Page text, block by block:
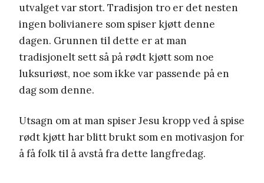
utvalget var stort. Tradisjon tro er det nesten
ingen bolivianere som spiser kjøtt denne
dagen. Grunnen til dette er at man
tradisjonelt sett så på rødt kjøtt som noe
luksuriøst, noe som ikke var passende på en
dag som denne.
Utsagn om at man spiser Jesu kropp ved å spise
rødt kjøtt har blitt brukt som en motivasjon for
å få folk til å avstå fra dette langfredag.